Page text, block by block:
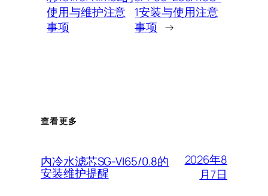
使用与维护注意
事项
1安装与使用注意
事项 →
查看更多
内冷水滤芯SG-VI65/0.8的
安装维护提醒
2026年8
月7日